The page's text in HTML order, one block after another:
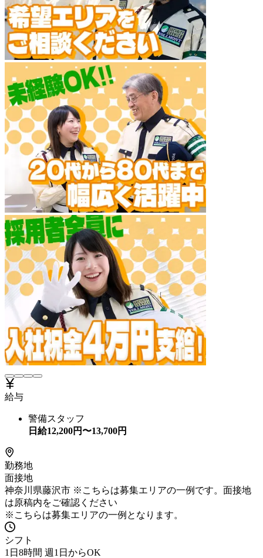
給与
警備スタッフ
日給12,200円〜13,700円
勤務地
面接地
神奈川県藤沢市 ※こちらは募集エリアの一例です。面接地
は原稿内をご確認ください
※こちらは募集エリアの一例となります。
シフト
1日8時間 週1日からOK